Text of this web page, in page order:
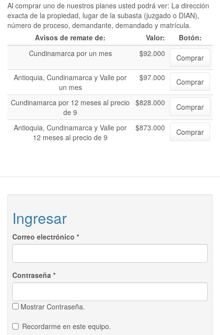
Al comprar uno de nuestros planes usted podrá ver: La dirección
exacta de la propiedad, lugar de la subasta (juzgado o DIAN),
número de proceso, demandante, demandado y matrícula.
Avisos de remate de:
Valor:
Botón:
Cundinamarca por un mes
$92.000
Comprar
Antioquia, Cundinamarca y Valle por
un mes
$97.000 Comprar
Cundinamarca por 12 meses al precio
de 9
$828.000 Comprar
Antioquia, Cundinamarca y Valle por
12 meses al precio de 9
$873.000 Comprar
Ingresar
Correo electrónico *
Contraseña *
Mostrar Contraseña.
Recordarme en este equipo.